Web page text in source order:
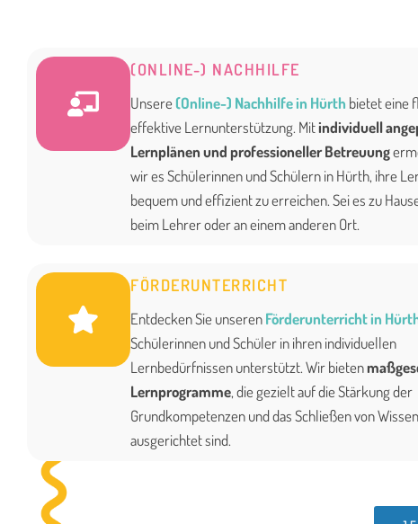
(ONLINE-) NACHHILFE
Unsere(Online-) Nachhilfe in Hürth bietet eine
effektive Lernunterstützung. Mitindividuell
Lernplänen und professioneller Betreuung
wir es Schülerinnen und Schülern in Hürth, ihre
bequem und effizient zu erreichen. Sei es zu
beim Lehrer oder an einem anderen Ort.
FÖRDERUNTERRICHT
Entdecken Sie unserenFörderunterricht in
Schülerinnen und Schüler in ihren individuellen
Lernbedürfnissen unterstützt. Wir bieten
Lernprogramme, die gezielt auf die Stärkung der
Grundkompetenzen und das Schließen von
ausgerichtet sind.